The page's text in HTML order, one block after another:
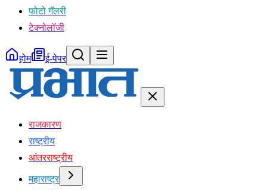
फोटो गॅलरी
टेक्नोलॉजी
होम ई-पेपर
राजकारण
राष्ट्रीय
आंतरराष्ट्रीय
महाराष्ट्र